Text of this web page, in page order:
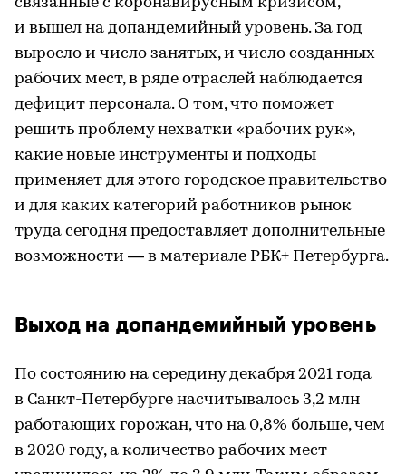
и вышел на допандемийный уровень. За год
выросло и число занятых, и число созданных
рабочих мест, в ряде отраслей наблюдается
дефицит персонала. О том, что поможет
решить проблему нехватки «рабочих рук»,
какие новые инструменты и подходы
применяет для этого городское правительство
и для каких категорий работников рынок
труда сегодня предоставляет дополнительные
возможности — в материале РБК+ Петербурга.
Выход на допандемийный уровень
По состоянию на середину декабря 2021 года
в Санкт-Петербурге насчитывалось 3,2 млн
работающих горожан, что на 0,8% больше, чем
в 2020 году, а количество рабочих мест